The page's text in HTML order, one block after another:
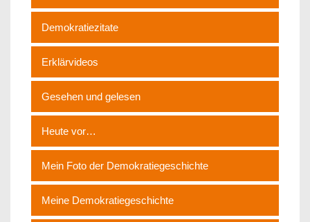
Demokratiezitate
Erklärvideos
Gesehen und gelesen
Heute vor…
Mein Foto der Demokratiegeschichte
Meine Demokratiegeschichte